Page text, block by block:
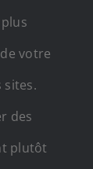
votre
sites.
des
plutôt